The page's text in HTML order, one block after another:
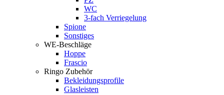
WC
3-fach Verriegelung
Spione
Sonstiges
WE-Beschläge
Hoppe
Frascio
Ringo Zubehör
Bekleidungsprofile
Glasleisten